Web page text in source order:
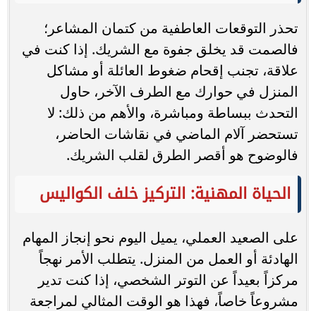
تحذر التوقعات العاطفية من كتمان المشاعر؛
فالصمت قد يخلق جفوة مع الشريك. إذا كنت في
علاقة، تجنب إقحام ضغوط العائلة أو مشاكل
المنزل في حوارك مع الطرف الآخر، حاول
التحدث ببساطة ومباشرة، والأهم من ذلك: لا
تستحضر آلام الماضي في نقاشات الحاضر،
فالوضوح هو أقصر الطرق لقلب الشريك.
الحياة المهنية: التركيز خلف الكواليس
على الصعيد العملي، يميل اليوم نحو إنجاز المهام
الهادئة أو العمل من المنزل. يتطلب الأمر نهجاً
مركزاً بعيداً عن التوتر الشخصي، إذا كنت تدير
مشروعاً خاصاً، فهذا هو الوقت المثالي لمراجعة